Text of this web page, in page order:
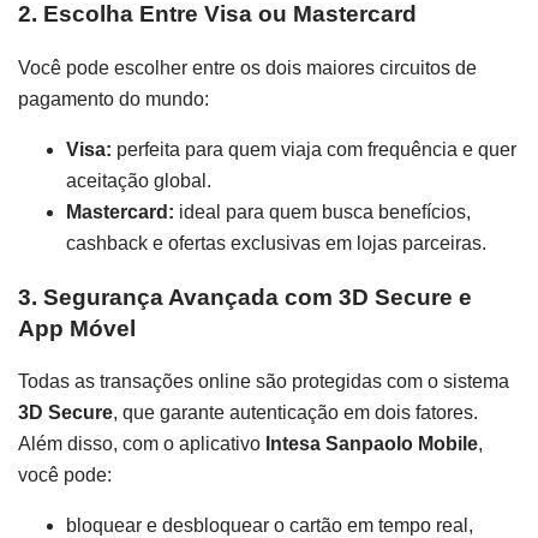
2. Escolha Entre Visa ou Mastercard
Você pode escolher entre os dois maiores circuitos de
pagamento do mundo:
Visa: perfeita para quem viaja com frequência e quer
aceitação global.
Mastercard: ideal para quem busca benefícios,
cashback e ofertas exclusivas em lojas parceiras.
3. Segurança Avançada com 3D Secure e
App Móvel
Todas as transações online são protegidas com o sistema
3D Secure, que garante autenticação em dois fatores.
Além disso, com o aplicativo Intesa Sanpaolo Mobile,
você pode:
bloquear e desbloquear o cartão em tempo real,